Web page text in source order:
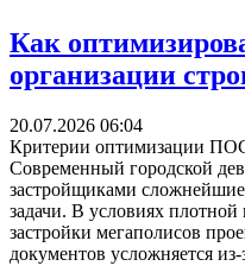
Как
организации
20.07.2026 06:04
Критерии оптимизации
Современный городской
застройщиками
задачи. В условиях плотной
застройки мегаполисов
документов усложняется из-